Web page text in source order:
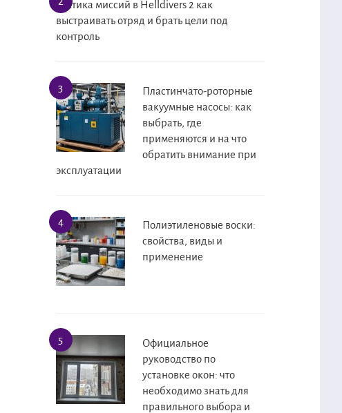
Тактика миссий в Helldivers 2 как
выстраивать отряд и брать цели под
контроль
Пластинчато-роторные
вакуумные насосы: как
выбрать, где
применяются и на что
обратить внимание при
эксплуатации
Полиэтиленовые воски:
свойства, виды и
применение
Официальное
руководство по
установке окон: что
необходимо знать для
правильного выбора и